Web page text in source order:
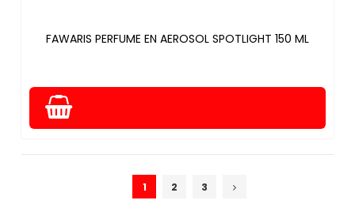
FAWARIS PERFUME EN AEROSOL SPOTLIGHT 150 ML
1 2 3